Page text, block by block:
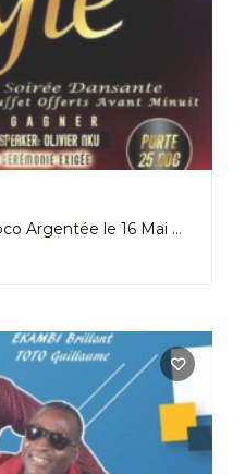
La Nuit Du Style avec Coco Argentée le 16 Mai 2020 à Strasbourg.